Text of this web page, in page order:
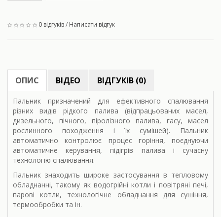
0 відгуків/ Написати відгук
ОПИС ВІДЕО ВІДГУКІВ (0)
Пальник призначений для ефективного спалювання
різних видів рідкого палива (відпрацьованих масел,
дизельного, пічного, піролізного палива, гасу, масел
рослинного походження і їх сумішей). Пальник
автоматично контролює процес горіння, поєднуючи
автоматичне керування, підігрів палива і сучасну
технологію спалювання.
Пальник знаходить широке застосування в тепловому
обладнанні, такому як водогрійні котли і повітряні печі,
парові котли, технологічне обладнання для сушіння,
термообробки та ін.